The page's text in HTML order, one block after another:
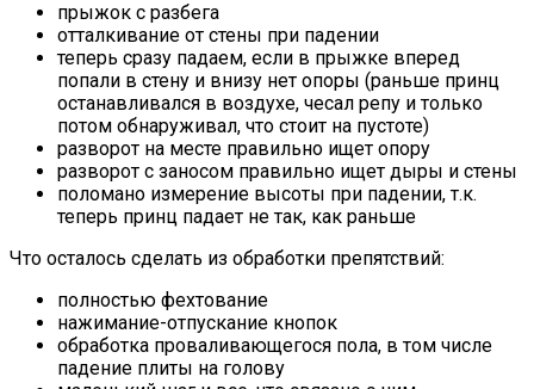
прыжок с разбега
отталкивание от стены при падении
теперь сразу падаем, если в прыжке вперед
попали в стену и внизу нет опоры (раньше принц
останавливался в воздухе, чесал репу и только
потом обнаруживал, что стоит на пустоте)
разворот на месте правильно ищет опору
разворот с заносом правильно ищет дыры и стены
поломано измерение высоты при падении, т.к.
теперь принц падает не так, как раньше
Что осталось сделать из обработки препятствий:
полностью фехтование
нажимание-отпускание кнопок
обработка проваливающегося пола, в том числе
падение плиты на голову